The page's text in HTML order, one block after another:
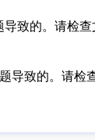
致的。请检
致的。请